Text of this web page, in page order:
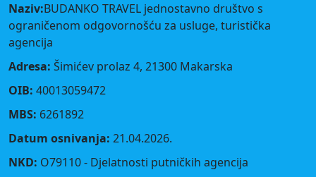
Naziv:BUDANKO TRAVEL jednostavno društvo s
ograničenom odgovornošću za usluge, turistička
agencija
Adresa: Šimićev prolaz 4, 21300 Makarska
OIB: 40013059472
MBS: 6261892
Datum osnivanja: 21.04.2026.
NKD: O79110 - Djelatnosti putničkih agencija